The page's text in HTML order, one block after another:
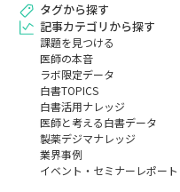
タグから探す
記事カテゴリから探す
課題を見つける
医師の本音
ラボ限定データ
白書TOPICS
白書活用ナレッジ
医師と考える白書データ
製薬デジマナレッジ
業界事例
イベント・セミナーレポート